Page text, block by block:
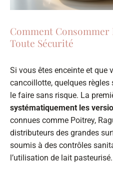
Comment Consommer
Toute Sécurité
Si vous êtes enceinte et que
cancoillotte, quelques
le faire sans risque. La
systématiquement les
connues comme Poitrey,
distributeurs des grandes
soumis à des contrôles
l’utilisation de lait pasteurisé.